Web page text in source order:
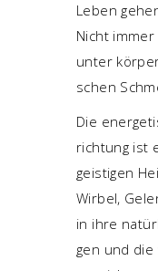
Leben
Nicht
unter
schen
Die
rich­tung ist
geis­ti­gen
Wir­bel,
in ihre
gen und